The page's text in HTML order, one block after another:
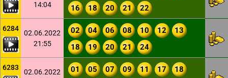
14:04
16
18 20 21 22
6284
02.06.2022
21:55
02 04 06 08 10 12
13
18
19 20 21 24
6283
02.06.2022
01 05 07 09 11 17
18